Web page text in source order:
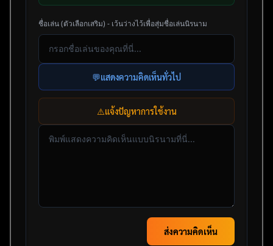
ชื่อเล่น (ตัวเลือกเสริม) - เว้นว่างไว้เพื่อสุ่มชื่อเล่นนิรนาม
💬แสดงความคิดเห็นทั่วไป
⚠️แจ้งปัญหาการใช้งาน
ส่งความคิดเห็น